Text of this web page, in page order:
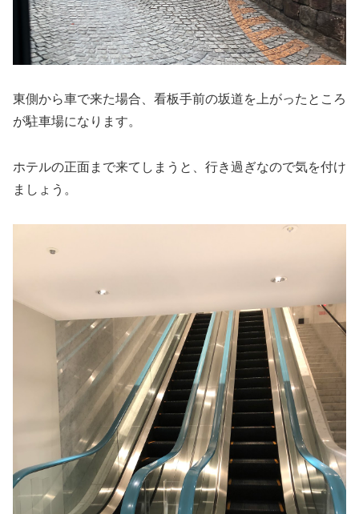
東側から車で来た場合、看板手前の坂道を上がったところ
が駐車場になります。
ホテルの正面まで来てしまうと、行き過ぎなので気を付け
ましょう。